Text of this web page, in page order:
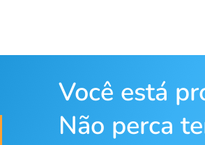
Você está
Não perca